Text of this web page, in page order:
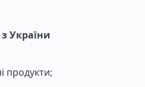
України
продукти;